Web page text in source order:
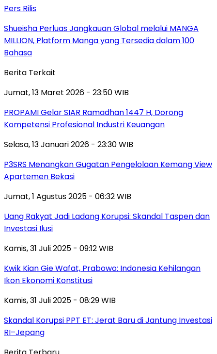
Pers Rilis
Shueisha Perluas Jangkauan Global melalui MANGA
MILLION, Platform Manga yang Tersedia dalam 100
Bahasa
Berita Terkait
Jumat, 13 Maret 2026 - 23:50 WIB
PROPAMI Gelar SIAR Ramadhan 1447 H, Dorong
Kompetensi Profesional Industri Keuangan
Selasa, 13 Januari 2026 - 23:30 WIB
P3SRS Menangkan Gugatan Pengelolaan Kemang View
Apartemen Bekasi
Jumat, 1 Agustus 2025 - 06:32 WIB
Uang Rakyat Jadi Ladang Korupsi: Skandal Taspen dan
Investasi Ilusi
Kamis, 31 Juli 2025 - 09:12 WIB
Kwik Kian Gie Wafat, Prabowo: Indonesia Kehilangan
Ikon Ekonomi Konstitusi
Kamis, 31 Juli 2025 - 08:29 WIB
Skandal Korupsi PPT ET: Jerat Baru di Jantung Investasi
RI–Jepang